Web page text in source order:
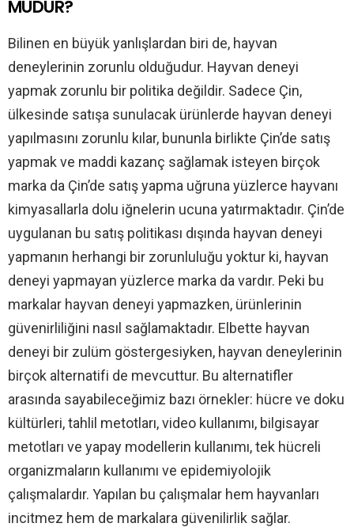
MUDUR?
Bilinen en büyük yanlışlardan biri de, hayvan
deneylerinin zorunlu olduğudur. Hayvan deneyi
yapmak zorunlu bir politika değildir. Sadece Çin,
ülkesinde satışa sunulacak ürünlerde hayvan deneyi
yapılmasını zorunlu kılar, bununla birlikte Çin’de satış
yapmak ve maddi kazanç sağlamak isteyen birçok
marka da Çin’de satış yapma uğruna yüzlerce hayvanı
kimyasallarla dolu iğnelerin ucuna yatırmaktadır. Çin’de
uygulanan bu satış politikası dışında hayvan deneyi
yapmanın herhangi bir zorunluluğu yoktur ki, hayvan
deneyi yapmayan yüzlerce marka da vardır. Peki bu
markalar hayvan deneyi yapmazken, ürünlerinin
güvenirliliğini nasıl sağlamaktadır. Elbette hayvan
deneyi bir zulüm göstergesiyken, hayvan deneylerinin
birçok alternatifi de mevcuttur. Bu alternatifler
arasında sayabileceğimiz bazı örnekler: hücre ve doku
kültürleri, tahlil metotları, video kullanımı, bilgisayar
metotları ve yapay modellerin kullanımı, tek hücreli
organizmaların kullanımı ve epidemiyolojik
çalışmalardır. Yapılan bu çalışmalar hem hayvanları
incitmez hem de markalara güvenilirlik sağlar.